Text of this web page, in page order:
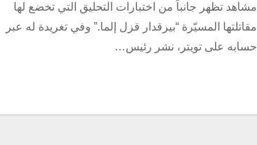
مشاهد تظهر جانباً من اختبارات التحليق التي تخضع لها
مقاتلتها المسيّرة “بيرقدار قزل إلما.” وفي تغريدة له عبر
حسابه على تويتر، نشر رئيس…